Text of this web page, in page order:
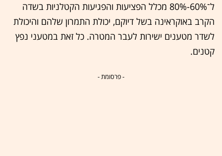
ל־60%-80% מכלל הפציעות והפגיעות הקטלניות בשדה
הקרב באוקראינה בשל דיוקם, יכולת התמרון שלהם והיכולת
לשדר מטענים ישירות לעבר המטרה. כל זאת במטעני נפץ
קטנים.
- פרסומת -